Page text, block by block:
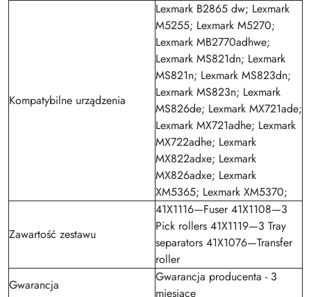
Kompatybilne urządzenia
Lexmark B2865 dw; Lexmark
M5255; Lexmark M5270;
Lexmark MB2770adhwe;
Lexmark MS821dn; Lexmark
MS821n; Lexmark MS823dn;
Lexmark MS823n; Lexmark
MS826de; Lexmark MX721ade;
Lexmark MX721adhe; Lexmark
MX722adhe; Lexmark
MX822adxe; Lexmark
MX826adxe; Lexmark
XM5365; Lexmark XM5370;
Zawartość zestawu
41X1116—Fuser 41X1108—3
Pick rollers 41X1119—3 Tray
separators 41X1076—Transfer
roller
Gwarancja
Gwarancja producenta - 3
miesiące